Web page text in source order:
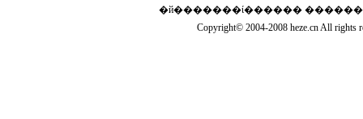
�й�������ί������
Copyright© 2004-2008 heze.cn